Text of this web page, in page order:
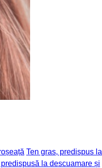
Ten gras, predispus la
la descuamare și